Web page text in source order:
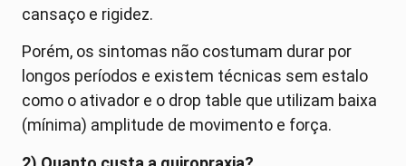
cansaço e rigidez.
Porém, os sintomas não costumam durar por
longos períodos e existem técnicas sem estalo
como o ativador e o drop table que utilizam baixa
(mínima) amplitude de movimento e força.